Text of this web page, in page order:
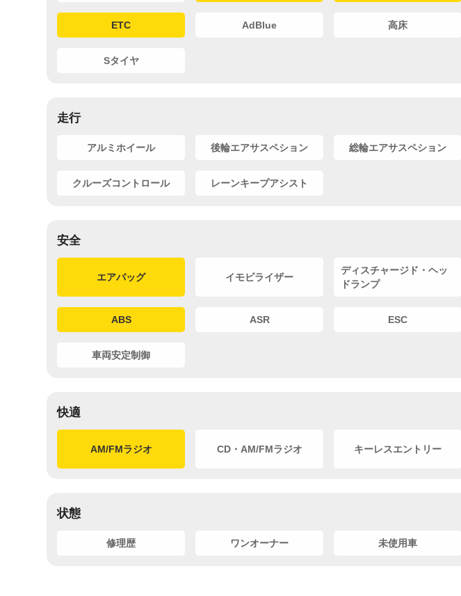
ETC AdBlue 高床
Sタイヤ
走行
アルミホイール 後輪エアサスペション 総輪エアサスペション
クルーズコントロール レーンキープアシスト
安全
エアバッグ イモビライザー
ディスチャージド・ヘッ
ドランプ
ABS ASR ESC
車両安定制御
快適
AM/FMラジオ CD・AM/FMラジオ キーレスエントリー
状態
修理歴 ワンオーナー 未使用車